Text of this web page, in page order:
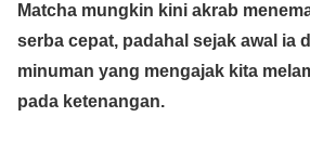
c
e
b
tt
er
at
s
A
e
ss
e
ail
Matcha mungkin kini akrab
serba cepat, padahal sejak awal ia
minuman yang mengajak kita
pada ketenangan.